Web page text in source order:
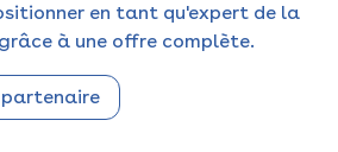
en tant qu'expert de la
à une offre complète.
partenaire